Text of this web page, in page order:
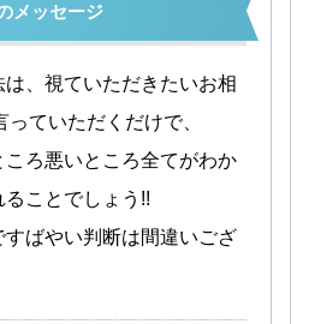
メッセージ
は、視ていただきたいお相
っていただくだけで、
ろ悪いところ全てがわか
ことでしょう!!
ばやい判断は間違いござ